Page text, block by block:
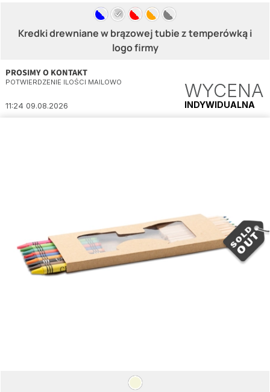
Kredki drewniane w brązowej tubie z temperówką i
logo firmy
PROSIMY O KONTAKT
POTWIERDZENIE ILOŚCI MAILOWO
11:24 09.08.2026
WYCENA
INDYWIDUALNA